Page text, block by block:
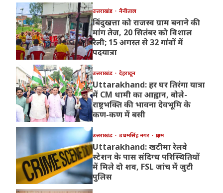
उत्तराखंड नैनीताल
बिंदुखत्ता को राजस्व ग्राम बनाने की
मांग तेज, 20 सितंबर को विशाल
रैली; 15 अगस्त से 32 गांवों में
पदयात्रा
उत्तराखंड देहरादून
Uttarakhand: हर घर तिरंगा यात्रा
में CM धामी का आह्वान, बोले-
राष्ट्रभक्ति की भावना देवभूमि के
कण-कण में बसी
उत्तराखंड उधमसिंह नगर क्राइम
Uttarakhand: खटीमा रेलवे
स्टेशन के पास संदिग्ध परिस्थितियों
में मिले दो शव, FSL जांच में जुटी
पुलिस